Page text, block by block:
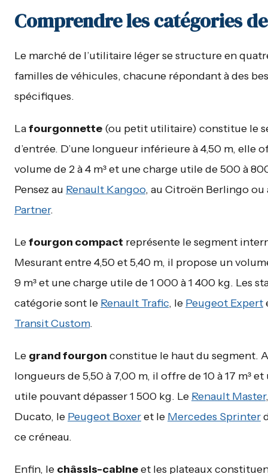
Comprendre les catégories
Le marché de l’utilitaire léger se structure en
familles de véhicules, chacune répondant à des
spécifiques.
Lafourgonnette (ou petit utilitaire) constitue le
d’entrée. D’une longueur inférieure à 4,50 m, elle
volume de 2 à 4 m³ et une charge utile de 500 à
Pensez au Renault Kangoo, au Citroën Berlingo ou
Partner.
Lefourgon compact représente le segment
Mesurant entre 4,50 et 5,40 m, il propose un
9 m³ et une charge utile de 1 000 à 1 400 kg. Les
catégorie sont le Renault Trafic, le Peugeot Expert
Transit Custom.
Le grand fourgon constitue le haut du segment.
longueurs de 5,50 à 7,00 m, il offre de 10 à 17 m³
utile pouvant dépasser 1 500 kg. Le Renault Master
Ducato, le Peugeot Boxeret le Mercedes Sprinter
ce créneau.
Enfin, le châssis-cabineet les plateaux